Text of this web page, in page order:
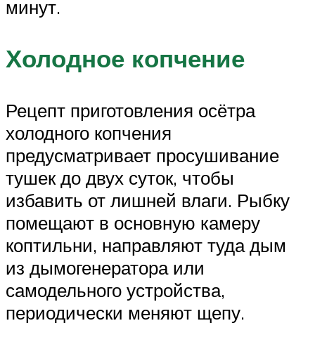
минут.
Холодное копчение
Рецепт приготовления осётра
холодного копчения
предусматривает просушивание
тушек до двух суток, чтобы
избавить от лишней влаги. Рыбку
помещают в основную камеру
коптильни, направляют туда дым
из дымогенератора или
самодельного устройства,
периодически меняют щепу.